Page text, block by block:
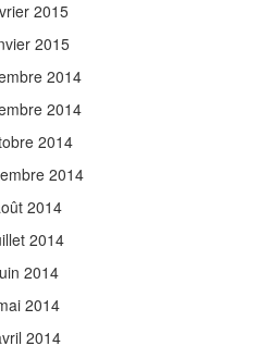
2015
2015
2014
2014
2014
2014
2014
2014
2014
2014
2014